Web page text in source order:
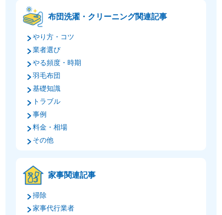
布団洗濯・クリーニング関連記事
やり方・コツ
業者選び
やる頻度・時期
羽毛布団
基礎知識
トラブル
事例
料金・相場
その他
家事関連記事
掃除
家事代行業者